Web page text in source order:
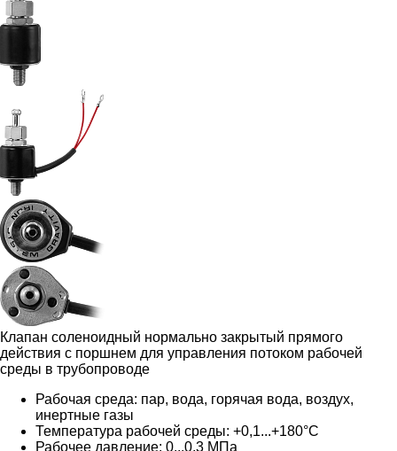
Клапан соленоидный нормально закрытый прямого
действия с поршнем для управления потоком рабочей
среды в трубопроводе
Рабочая среда: пар, вода, горячая вода, воздух,
инертные газы
Температура рабочей среды: +0,1...+180°С
Рабочее давление: 0...0,3 МПа